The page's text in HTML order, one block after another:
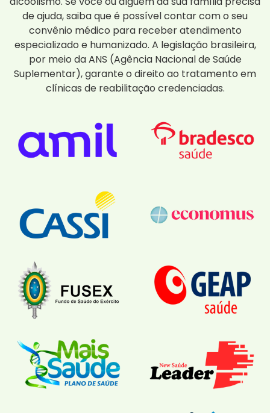
de ajuda, saiba que é possível contar com o seu
convênio médico para receber atendimento
especializado e humanizado. A legislação brasileira,
por meio da ANS (Agência Nacional de Saúde
Suplementar), garante o direito ao tratamento em
clínicas de reabilitação credenciadas.